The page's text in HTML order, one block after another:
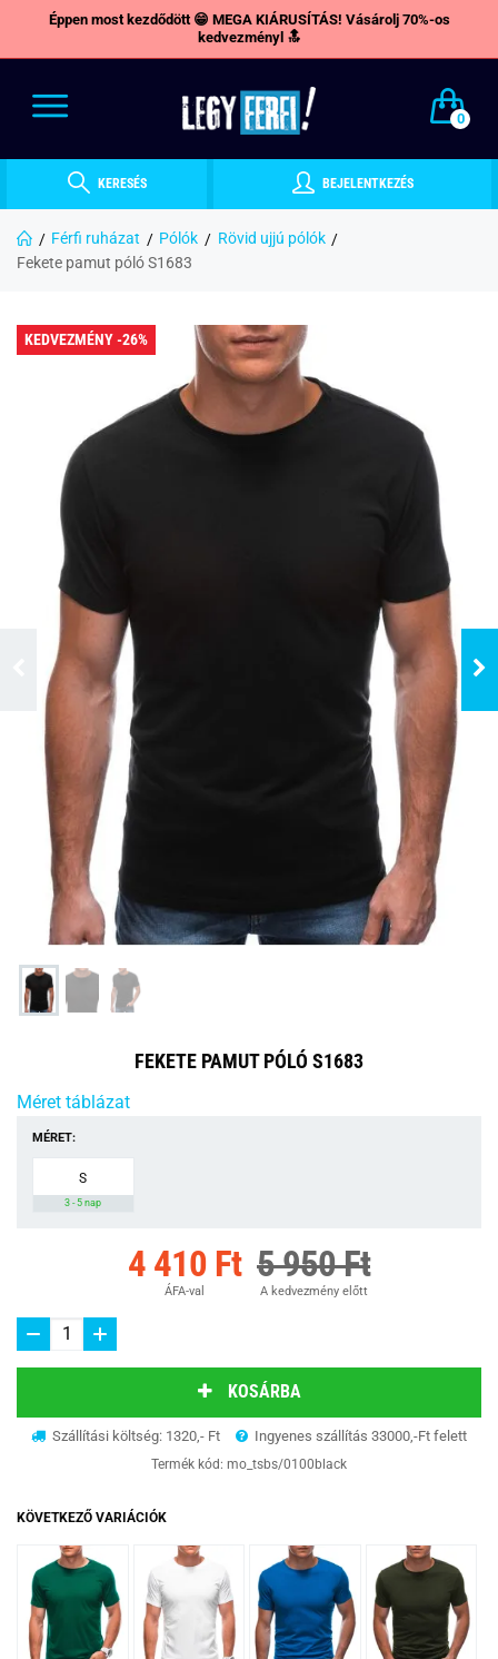
Éppen most kezdődött 😁 MEGA KIÁRUSÍTÁS! Vásárolj 70%-os
kedvezményl 🔝
0
KERESÉS BEJELENTKEZÉS
Férfi ruházat Pólók
Rövid ujjú pólók
Fekete pamut póló S1683
KEDVEZMÉNY -26%
FEKETE PAMUT PÓLÓ S1683
Méret táblázat
MÉRET:
S
3 - 5 nap
4 410 Ft
ÁFA-val
5 950 Ft
A kedvezmény előtt
KOSÁRBA
Szállítási költség: 1320,- Ft Ingyenes szállítás 33000,-Ft felett
Termék kód: mo_tsbs/0100black
KÖVETKEZŐ VARIÁCIÓK